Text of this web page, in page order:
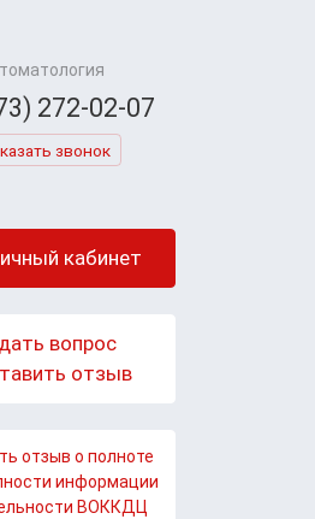
272-02-07
звонок
кабинет
вопрос
отзыв
отзыв о полноте
информации
ВОККДЦ